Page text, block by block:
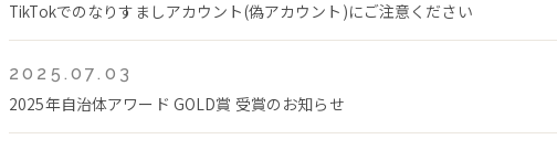
TikTokでのなりすましアカウント(偽アカウント)にご注意ください
2025.07.03
2025年自治体アワード GOLD賞 受賞のお知らせ